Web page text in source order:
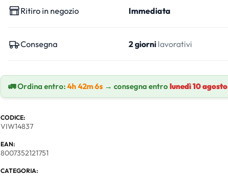
Ritiro in negozio Immediata
Consegna 2 giornilavorativi
🚛 Ordina entro:4h 42m 6s→ consegna entrolunedì 10 agosto
CODICE:
VIW14837
EAN:
8007352121751
CATEGORIA: